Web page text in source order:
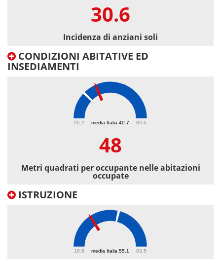
30.6
Incidenza di anziani soli
CONDIZIONI ABITATIVE ED
INSEDIAMENTI
media Italia 40.7
26.2 85.6
48
Metri quadrati per occupante nelle abitazioni
occupate
ISTRUZIONE
media Italia 55.1
16.5 83.5